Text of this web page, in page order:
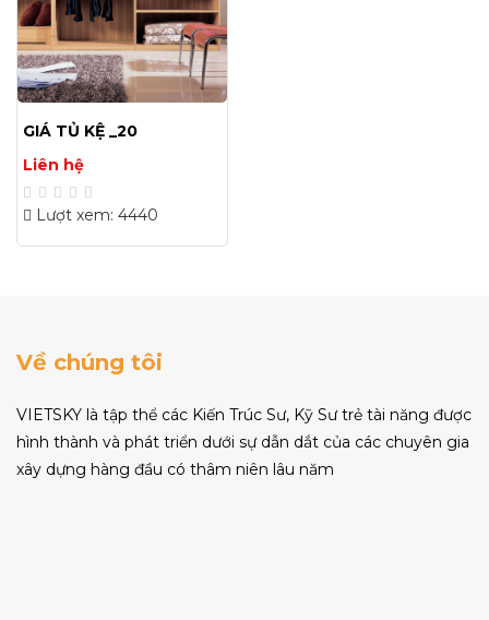
GIÁ TỦ KỆ _20
Liên hệ
Lượt xem: 4440
Về chúng tôi
VIETSKY là tập thể các Kiến Trúc Sư, Kỹ Sư trẻ tài năng được
hình thành và phát triển dưới sự dẫn dắt của các chuyên gia
xây dựng hàng đầu có thâm niên lâu năm